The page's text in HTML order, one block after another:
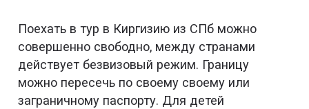
Поехать в тур в Киргизию из СПб можно
совершенно свободно, между странами
действует безвизовый режим. Границу
можно пересечь по своему своему или
заграничному паспорту. Для детей